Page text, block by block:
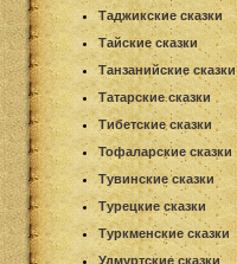
Таджикские сказки
Тайские сказки
Танзанийские сказки
Татарские сказки
Тибетские сказки
Тофаларские сказки
Тувинские сказки
Турецкие сказки
Туркменские сказки
Удмуртские сказки